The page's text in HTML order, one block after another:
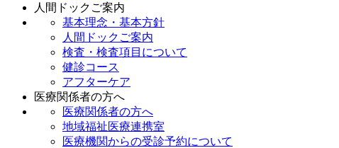
人間ドックご案内
基本理念・基本方針
人間ドックご案内
検査・検査項目について
健診コース
アフターケア
医療関係者の方へ
医療関係者の方へ
地域福祉医療連携室
医療機関からの受診予約について